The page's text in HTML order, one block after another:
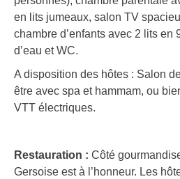
en lits jumeaux, salon TV
chambre d’enfants avec 2 lits en
d’eau et WC.
A disposition des hôtes : Salon
être avec spa et hammam, ou
VTT électriques.
Restauration : Côté
Gersoise est à l’honneur. Les